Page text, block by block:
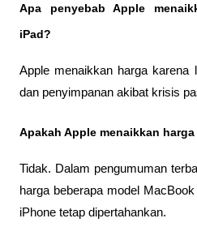
Apa penyebab Apple
iPad?
Apple menaikkan harga karena
dan penyimpanan akibat krisis
Apakah Apple menaikkan
Tidak. Dalam pengumuman
harga beberapa model
iPhone tetap dipertahankan.